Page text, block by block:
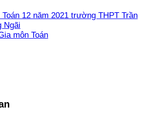
12 năm 2021 trường THPT Trần
Ngãi
môn Toán